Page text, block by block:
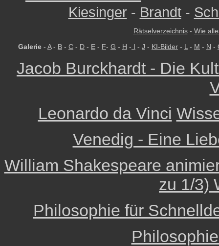
Kiesinger- Brandt-
Rätselverzeichnis- Wie
Galerie - A- B - C - D - E - F- G - H - I - J - KI-Bilder - L - M - N -
Jacob Burckhardt - Die
Leonardo da Vinci
Venedig - Eine
William Shakespeare
zu 1/3)
Philosophie für